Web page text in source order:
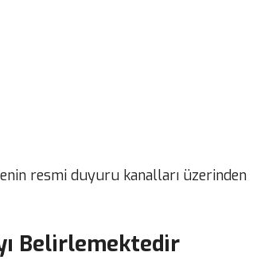
resmi duyuru kanalları üzerinden
Belirlemektedir